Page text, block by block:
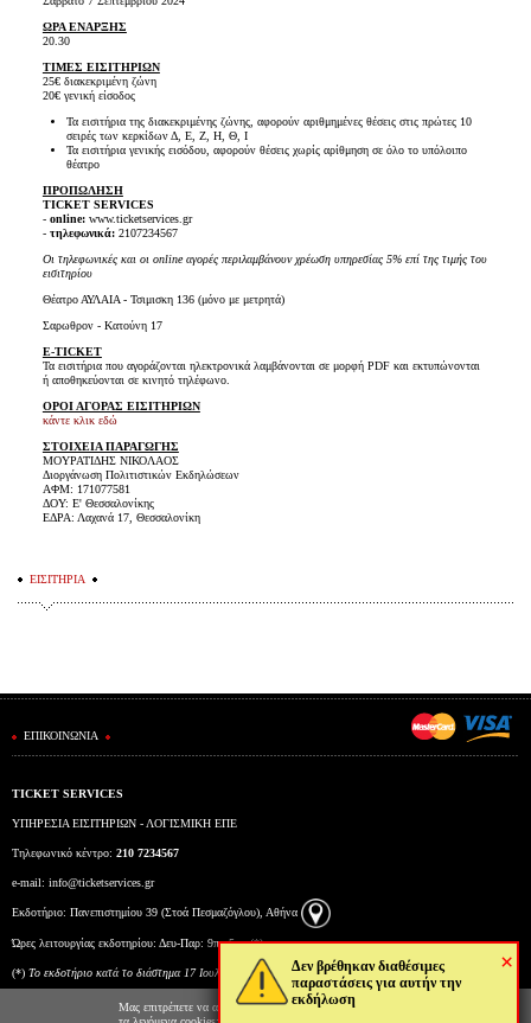
×
Δεν βρέθηκαν διαθέσιμες
παραστάσεις για αυτήν την
εκδήλωση
ΩΡΑ ΕΝΑΡΞΗΣ
20.30
ΤΙΜΕΣ ΕΙΣΙΤΗΡΙΩΝ
25€ διακεκριμένη ζώνη
20€ γενική είσοδος
Τα εισιτήρια της διακεκριμένης ζώνης, αφορούν αριθμημένες θέσεις στις πρώτες 10
σειρές των κερκίδων Δ, Ε, Ζ, Η, Θ, Ι
Τα εισιτήρια γενικής εισόδου, αφορούν θέσεις χωρίς αρίθμηση σε όλο το υπόλοιπο
θέατρο
ΠΡΟΠΩΛΗΣΗ
TICKET SERVICES
- online:www.ticketservices.gr
- τηλεφωνικά:2107234567
Οι τηλεφωνικές και οι online αγορές περιλαμβάνουν χρέωση υπηρεσίας 5% επί της τιμής του
εισιτηρίου
Θέατρο ΑΥΛΑΙΑ - Τσιμισκη 136 (μόνο με μετρητά)
Σαρωθρον - Κατούνη 17
E-TICKET
Τα εισιτήρια που αγοράζονται ηλεκτρονικά λαμβάνονται σε μορφή PDF και εκτυπώνονται
ή αποθηκεύονται σε κινητό τηλέφωνο.
ΟΡΟΙ ΑΓΟΡΑΣ ΕΙΣΙΤΗΡΙΩΝ
κάντε κλικ εδώ
ΣΤΟΙΧΕΙΑ ΠΑΡΑΓΩΓΗΣ
ΜΟΥΡΑΤΙΔΗΣ ΝΙΚΟΛΑΟΣ
Διοργάνωση Πολιτιστικών Εκδηλώσεων
ΑΦΜ: 171077581
ΔΟΥ: Ε' Θεσσαλονίκης
ΕΔΡΑ: Λαχανά 17, Θεσσαλονίκη
ΕΙΣΙΤΗΡΙΑ
ΕΠΙΚΟΙΝΩΝΙΑ
TICKET SERVICES
ΥΠΗΡΕΣΙΑ ΕΙΣΙΤΗΡΙΩΝ - ΛΟΓΙΣΜΙΚΗ ΕΠΕ
Τηλεφωνικό κέντρο: 210 7234567
e-mail: info@ticketservices.gr
Εκδοτήριο: Πανεπιστημίου 39 (Στοά Πεσμαζόγλου), Αθήνα
Ώρες λειτουργίας εκδοτηρίου: Δευ-Παρ: 9πμ-5μμ (*)
(*) To εκδοτήριο κατά το διάστημα 17 Ιουλίου έως και 6 Αυγούστου θα λειτουργεί Δευτέρα έως
Παρασκευή από τις 10:00 έως τις 15:00.Μας επιτρέπετε να αποθηκεύουμε στον φυλλομετρητή σας